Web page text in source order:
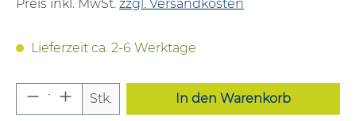
Preis inkl. MwSt. zzgl. Versandkosten
Lieferzeit ca. 2-6 Werktage
Produkt Anzahl: Gib den
Stk. In den Warenkorb